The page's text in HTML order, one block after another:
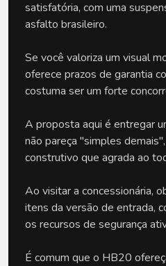
satisfatória, com uma
asfalto brasileiro.
Se você valoriza um visual
oferece prazos de garantia
costuma ser um forte
A proposta aqui é entregar
não pareça "simples
construtivo que agrada ao
Ao visitar a concessionária,
itens da versão de entrada,
os recursos de segurança
É comum que o HB20